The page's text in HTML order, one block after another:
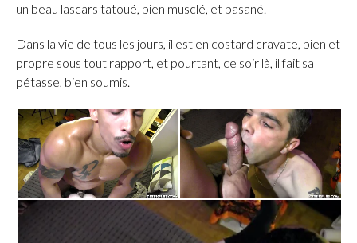
un beau lascars tatoué, bien musclé, et basané.
Dans la vie de tous les jours, il est en costard cravate, bien et
propre sous tout rapport, et pourtant, ce soir là, il fait sa
pétasse, bien soumis.